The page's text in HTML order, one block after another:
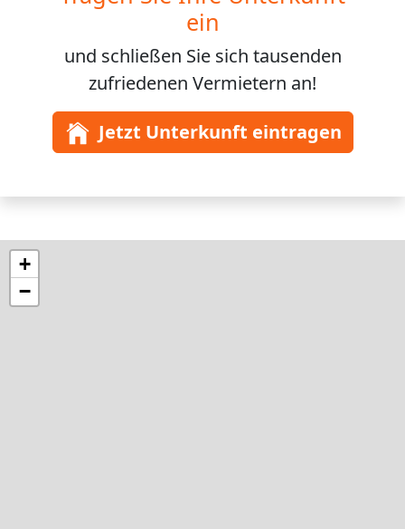
ein
und schließen Sie sich tausenden
zufriedenen Vermietern an!
Jetzt Unterkunft eintragen
+
−